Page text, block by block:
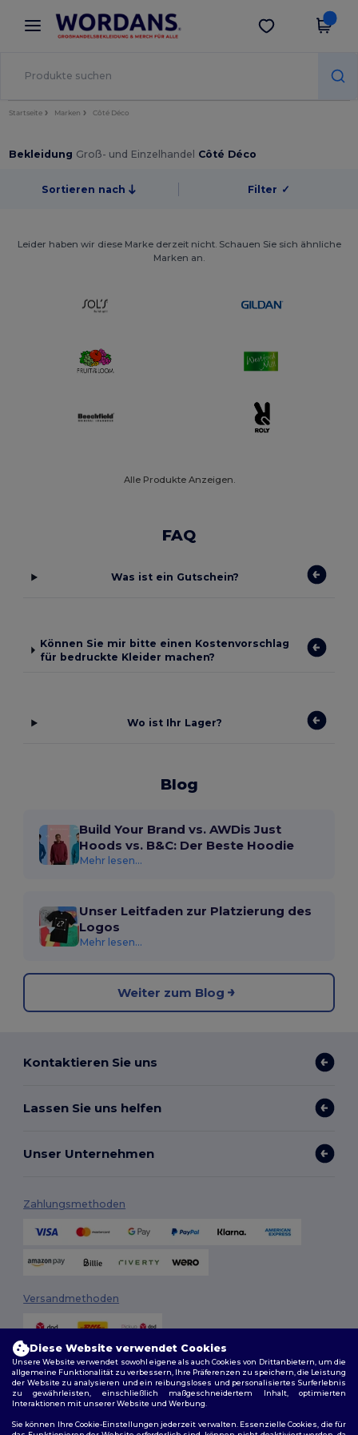
× Wordans App
Bessere Preise in der App!
App holen
Startseite Marken Côté Déco
Bekleidung Groß- und Einzelhandel Côté Déco
Sortieren nach Filter ✓
Leider haben wir diese Marke derzeit nicht. Schauen Sie sich ähnliche
Marken an.
Alle Produkte Anzeigen.
FAQ
Was ist ein Gutschein?
Können Sie mir bitte einen Kostenvorschlag
für bedruckte Kleider machen?
Wo ist Ihr Lager?
Blog
Build Your Brand vs. AWDis Just
Hoods vs. B&C: Der Beste Hoodie
Mehr lesen...
Unser Leitfaden zur Platzierung des
Logos
Mehr lesen...
Weiter zum Blog
Kontaktieren Sie uns
Lassen Sie uns helfen
Unser Unternehmen
Zahlungsmethoden
Versandmethoden
Diese Website verwendet Cookies
Unsere Website verwendet sowohl eigene als auch Cookies von Drittanbietern, um die
allgemeine Funktionalität zu verbessern, Ihre Präferenzen zu speichern, die Leistung
der Website zu analysieren und ein reibungsloses und personalisiertes Surferlebnis
zu gewährleisten, einschließlich maßgeschneidertem Inhalt, optimierten
Interaktionen mit unserer Website und Werbung.
Sie können Ihre Cookie-Einstellungen jederzeit verwalten. Essenzielle Cookies, die für